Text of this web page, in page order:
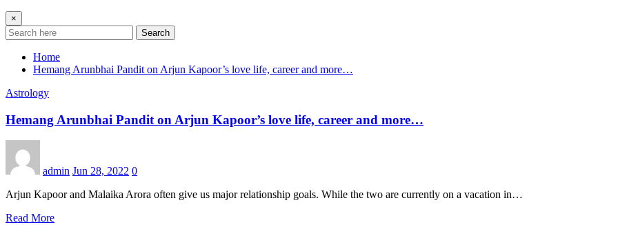
×
Search
Home
Hemang Arunbhai Pandit on Arjun Kapoor’s love life, career and more…
Astrology
Hemang Arunbhai Pandit on Arjun Kapoor’s love life, career and more…
admin Jun 28, 2022 0
Arjun Kapoor and Malaika Arora often give us major relationship goals. While the two are currently on a vacation in…
Read More